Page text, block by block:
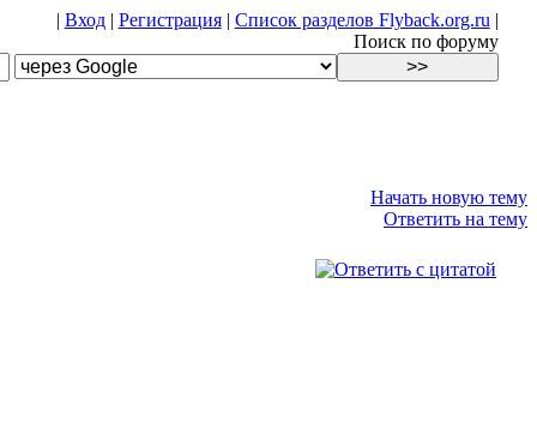
| Вход| Регистрация| Список разделов Flyback.org.ru |
Поиск по форуму
Начать новую тему
Ответить на тему